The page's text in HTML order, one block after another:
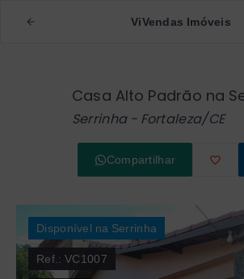
ViVendas Imóveis
Casa Alto Padrão na
Serrinha - Fortaleza/CE
Compartilhar
Disponível na Serrinha
Ref.:VC1007